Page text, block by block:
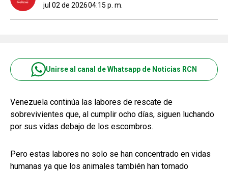
jul 02 de 202604:15 p. m.
Unirse al canal de Whatsapp de Noticias RCN
Venezuela continúa las labores de rescate de
sobrevivientes que, al cumplir ocho días, siguen luchando
por sus vidas debajo de los escombros.
Pero estas labores no solo se han concentrado en vidas
humanas ya que los animales también han tomado